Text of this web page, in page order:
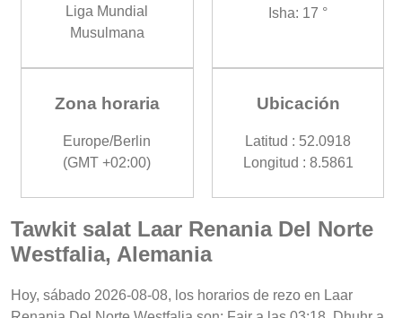
Liga Mundial
Musulmana
Isha: 17 °
Zona horaria
Europe/Berlin
(GMT +02:00)
Ubicación
Latitud : 52.0918
Longitud : 8.5861
Tawkit salat Laar Renania Del Norte
Westfalia, Alemania
Hoy, sábado 2026-08-08, los horarios de rezo en Laar